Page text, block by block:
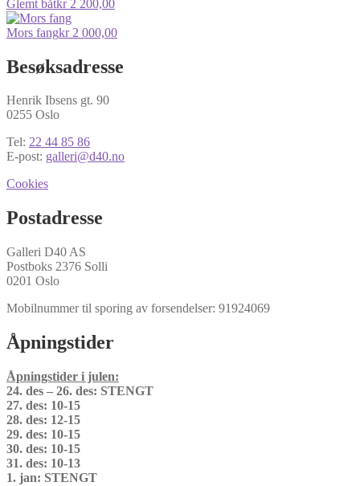
Glemt båtkr2 200,00
Mors fangkr2 000,00
Besøksadresse
Henrik Ibsens gt. 90
0255 Oslo
Tel: 22 44 85 86
E-post: galleri@d40.no
Cookies
Postadresse
Galleri D40 AS
Postboks 2376 Solli
0201 Oslo
Mobilnummer til sporing av forsendelser: 91924069
Åpningstider
Åpningstider i julen:
24. des – 26. des: STENGT
27. des: 10-15
28. des: 12-15
29. des: 10-15
30. des: 10-15
31. des: 10-13
1. jan: STENGT